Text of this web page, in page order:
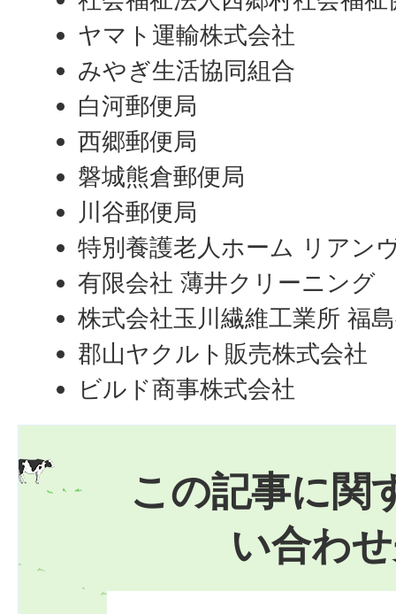
ヤマト運輸株式会社
みやぎ生活協同組合
白河郵便局
西郷郵便局
磐城熊倉郵便局
川谷郵便局
特別養護老人ホーム リアン
有限会社 薄井クリーニング
株式会社玉川繊維工業所 福
郡山ヤクルト販売株式会社
ビルド商事株式会社
この記事に関
い合わ